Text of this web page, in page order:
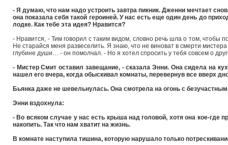
- Я думаю, что нам надо устроить завтра пикник. Дженни мечтает
она показала себя такой героиней. У нас есть еще один день до
лодке. Как тебе эта идея? Нравится?
- Нравится, - Тим говорил с таким видом, словно речь шла о том, чтобы
Не старайся меня развеселить. Я знаю, что не виноват в смерти
глубине души… - он помолчал. - Но я хотел спросить у тебя совсем о
- Мистер Смит оставил завещание, - сказала Энни. Она сидела на
нашел его вчера, когда обыскивал комнаты, перевернув все вверх
Бьянка даже не шевельнулась. Она смотрела на огонь с
Энни вздохнула:
- Во всяком случае у нас есть крыша над головой, хотя она кое-где
накопить. Так что нам хватит на жизнь.
В комнате наступила тишина, которую нарушало только